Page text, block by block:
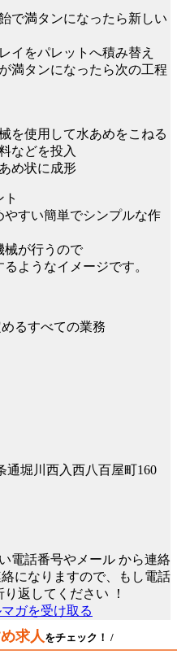
で満タンになったら新しい
イをパレットへ積み替え
満タンになったら次の工程
を使用して水あめをこねる
などを投入
め状に成形
やすい簡単でシンプルな作
械が行うので
ようなイメージです。
るすべての業務
通堀川西入西八百屋町160
電話番号やメール から連絡
になりますので、もし電話
り返してください ！
求人をチェック！ /